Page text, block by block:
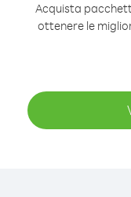
Acquista
ottenere le